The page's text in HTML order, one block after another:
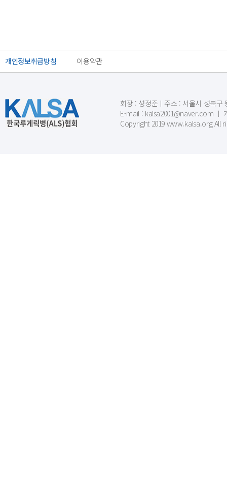
개인정보취급방침 이용약관
회장 : 성정준ㅣ주소 : 서울시 성북구
E-mail : kalsa2001@naver.com ㅣ
Copyright 2019 www.kalsa.org All